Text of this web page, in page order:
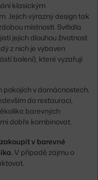
klasickým
Jejich výrazný design tak
místnosti. Svítidla
jejich dlouhou životnost.
z nich je vybaven
balení), které vyzařují
pokojích v domácnostech,
do restaurací,
barevných
dobře kombinovat.
v barevné
V případě zájmu o